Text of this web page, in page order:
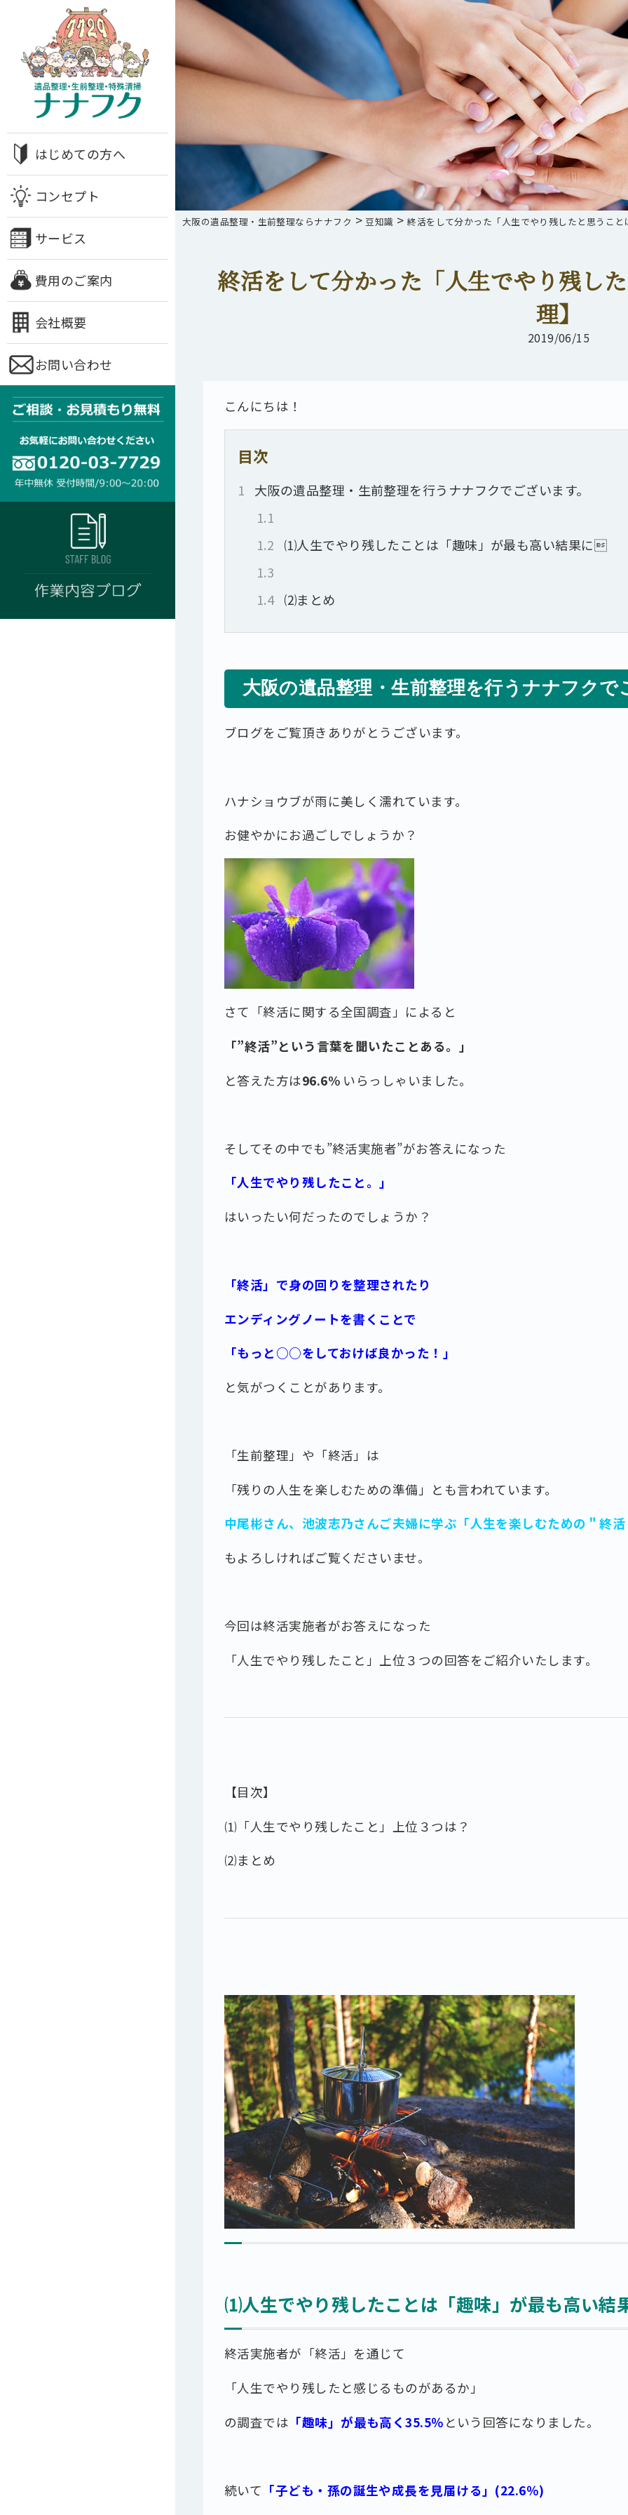
はじめての方へ
コンセプト
サービス
費用のご案内
会社概要
お問い合わせ
大阪の遺品整理・生前整理ならナナフク > 豆知識 >終活をして分かった「人生でやり残したと思うこ
終活をして分かった「人生でやり残し
理】
2019/06/15
こんにちは！
目次
1
大阪の遺品整理・生前整理を行うナナフクでございます。
1.1
1.2
⑴人生でやり残したことは「趣味」が最も高い結果に
1.3
1.4 ⑵まとめ
大阪の遺品整理・生前整理を行うナナフクで
ブログをご覧頂きありがとうございます。
ハナショウブが雨に美しく濡れています。
お健やかにお過ごしでしょうか？
さて「終活に関する全国調査」によると
「”終活”という言葉を聞いたことある。」
と答えた方は96.6%いらっしゃいました。
そしてその中でも”終活実施者”がお答えになった
「人生でやり残したこと。」
はいったい何だったのでしょうか？
「終活」で身の回りを整理されたり
エンディングノートを書くことで
「もっと○○をしておけば良かった！」
と気がつくことがあります。
「生前整理」や「終活」は
「残りの人生を楽しむための準備」とも言われています。
中尾彬さん、池波志乃さんご夫婦に学ぶ「人生を楽しむための＂終
もよろしければご覧くださいませ。
今回は終活実施者がお答えになった
「人生でやり残したこと」上位３つの回答をご紹介いたします。
【目次】
⑴「人生でやり残したこと」上位３つは？
⑵まとめ
⑴人生でやり残したことは「趣味」が最も高い
終活実施者が「終活」を通じて
「人生でやり残したと感じるものがあるか」
の調査では 「趣味」が最も高く35.5％ という回答になりました。
続いて 「子ども・孫の誕生や成長を見届ける」(22.6％)